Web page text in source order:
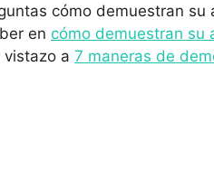
cómo demuestran su
en cómo demuestran su
a 7 maneras de